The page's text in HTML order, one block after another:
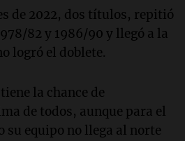
de 2022, dos títulos, repitió
82 y 1986/90 y llegó a la
logró el doblete.
tiene la chance de
de todos, aunque para el
equipo no llega al norte